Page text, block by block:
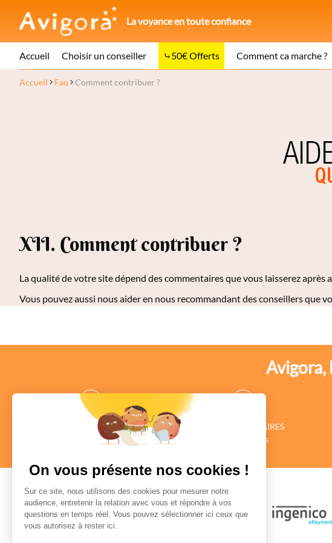
La voyance en toute confiance
Accueil Choisir un conseiller 50€ Offerts Comment ca marche ?
Accueil Faq Comment contribuer ?
XII. Comment contribuer ?
La qualité de votre site dépend des commentaires que vous laisserez après
Vous pouvez aussi nous aider en nous recommandant des conseillers que
Avigora,
des CONSEILLERS
au profil vérifié
des COMMENTAIRES
Authentiques
Paiement sécurisé
On vous présente nos cookies !
Sur ce site, nous utilisons des cookies pour mesurer notre
audience, entretenir la relation avec vous et répondre à vos
questions en temps réel. Vous pouvez sélectionner ici ceux que
vous autorisez à rester ici.